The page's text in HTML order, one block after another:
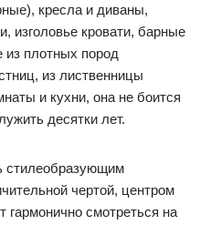
кресла и диваны,
изголовье кровати, барные
плотных пород
из лиственницы
и кухни, она не боится
десятки лет.
стилеобразующим
чертой, центром
смотреться на